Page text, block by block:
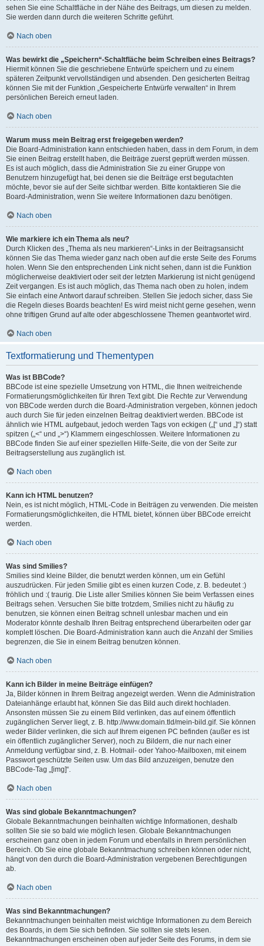
sehen Sie eine Schaltfläche in der Nähe des Beitrags, um diesen zu melden.
Sie werden dann durch die weiteren Schritte geführt.
Nach oben
Was bewirkt die „Speichern“-Schaltfläche beim Schreiben eines Beitrags?
Hiermit können Sie die geschriebene Entwürfe speichern und zu einem
späteren Zeitpunkt vervollständigen und absenden. Den gesicherten Beitrag
können Sie mit der Funktion „Gespeicherte Entwürfe verwalten“ in Ihrem
persönlichen Bereich erneut laden.
Nach oben
Warum muss mein Beitrag erst freigegeben werden?
Die Board-Administration kann entschieden haben, dass in dem Forum, in dem
Sie einen Beitrag erstellt haben, die Beiträge zuerst geprüft werden müssen.
Es ist auch möglich, dass die Administration Sie zu einer Gruppe von
Benutzern hinzugefügt hat, bei denen sie die Beiträge erst begutachten
möchte, bevor sie auf der Seite sichtbar werden. Bitte kontaktieren Sie die
Board-Administration, wenn Sie weitere Informationen dazu benötigen.
Nach oben
Wie markiere ich ein Thema als neu?
Durch Klicken des „Thema als neu markieren“-Links in der Beitragsansicht
können Sie das Thema wieder ganz nach oben auf die erste Seite des Forums
holen. Wenn Sie den entsprechenden Link nicht sehen, dann ist die Funktion
möglicherweise deaktiviert oder seit der letzten Markierung ist nicht genügend
Zeit vergangen. Es ist auch möglich, das Thema nach oben zu holen, indem
Sie einfach eine Antwort darauf schreiben. Stellen Sie jedoch sicher, dass Sie
die Regeln dieses Boards beachten! Es wird meist nicht gerne gesehen, wenn
ohne triftigen Grund auf alte oder abgeschlossene Themen geantwortet wird.
Nach oben
Textformatierung und Thementypen
Was ist BBCode?
BBCode ist eine spezielle Umsetzung von HTML, die Ihnen weitreichende
Formatierungsmöglichkeiten für Ihren Text gibt. Die Rechte zur Verwendung
von BBCode werden durch die Board-Administration vergeben, können jedoch
auch durch Sie für jeden einzelnen Beitrag deaktiviert werden. BBCode ist
ähnlich wie HTML aufgebaut, jedoch werden Tags von eckigen („[“ und „]“) statt
spitzen („<“ und „>“) Klammern eingeschlossen. Weitere Informationen zu
BBCode finden Sie auf einer speziellen Hilfe-Seite, die von der Seite zur
Beitragserstellung aus zugänglich ist.
Nach oben
Kann ich HTML benutzen?
Nein, es ist nicht möglich, HTML-Code in Beiträgen zu verwenden. Die meisten
Formatierungsmöglichkeiten, die HTML bietet, können über BBCode erreicht
werden.
Nach oben
Was sind Smilies?
Smilies sind kleine Bilder, die benutzt werden können, um ein Gefühl
auszudrücken. Für jeden Smilie gibt es einen kurzen Code, z. B. bedeutet :)
fröhlich und :( traurig. Die Liste aller Smilies können Sie beim Verfassen eines
Beitrags sehen. Versuchen Sie bitte trotzdem, Smilies nicht zu häufig zu
benutzen, sie können einen Beitrag schnell unlesbar machen und ein
Moderator könnte deshalb Ihren Beitrag entsprechend überarbeiten oder gar
komplett löschen. Die Board-Administration kann auch die Anzahl der Smilies
begrenzen, die Sie in einem Beitrag benutzen können.
Nach oben
Kann ich Bilder in meine Beiträge einfügen?
Ja, Bilder können in Ihrem Beitrag angezeigt werden. Wenn die Administration
Dateianhänge erlaubt hat, können Sie das Bild auch direkt hochladen.
Ansonsten müssen Sie zu einem Bild verlinken, das auf einem öffentlich
zugänglichen Server liegt, z. B. http://www.domain.tld/mein-bild.gif. Sie können
weder Bilder verlinken, die sich auf Ihrem eigenen PC befinden (außer es ist
ein öffentlich zugänglicher Server), noch zu Bildern, die nur nach einer
Anmeldung verfügbar sind, z. B. Hotmail- oder Yahoo-Mailboxen, mit einem
Passwort geschützte Seiten usw. Um das Bild anzuzeigen, benutze den
BBCode-Tag „[img]“.
Nach oben
Was sind globale Bekanntmachungen?
Globale Bekanntmachungen beinhalten wichtige Informationen, deshalb
sollten Sie sie so bald wie möglich lesen. Globale Bekanntmachungen
erscheinen ganz oben in jedem Forum und ebenfalls in Ihrem persönlichen
Bereich. Ob Sie eine globale Bekanntmachung schreiben können oder nicht,
hängt von den durch die Board-Administration vergebenen Berechtigungen
ab.
Nach oben
Was sind Bekanntmachungen?
Bekanntmachungen beinhalten meist wichtige Informationen zu dem Bereich
des Boards, in dem Sie sich befinden. Sie sollten sie stets lesen.
Bekanntmachungen erscheinen oben auf jeder Seite des Forums, in dem sie